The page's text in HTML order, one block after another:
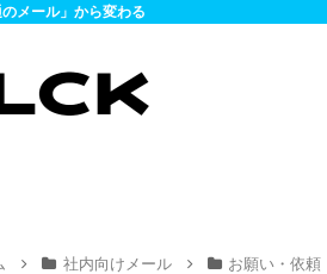
メール」から変わる
社内向けメール お願い・依頼